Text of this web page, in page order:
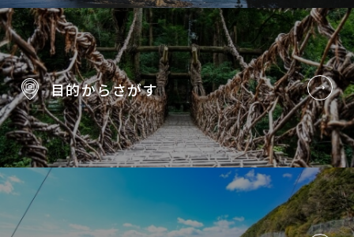
目的からさがす